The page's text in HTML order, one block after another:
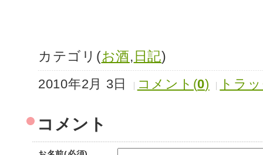
カテゴリ(お酒,日記)
2010年2月 3日 コメント(0) トラ
コメント